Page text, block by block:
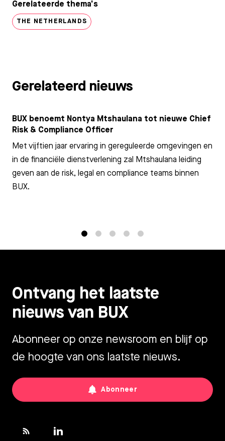
Gerelateerde thema's
THE NETHERLANDS
Gerelateerd nieuws
BUX benoemt Nontya Mtshaulana tot nieuwe Chief
Risk & Compliance Officer
Met vijftien jaar ervaring in gereguleerde omgevingen en
in de financiële dienstverlening zal Mtshaulana leiding
geven aan de risk, legal en compliance teams binnen
BUX.
Ontvang het laatste
nieuws van BUX
Abonneer op onze newsroom en blijf op
de hoogte van ons laatste nieuws.
Abonneer